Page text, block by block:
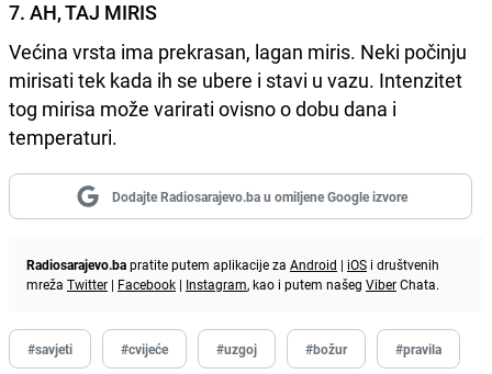
7. AH, TAJ MIRIS
Većina vrsta ima prekrasan, lagan miris. Neki počinju
mirisati tek kada ih se ubere i stavi u vazu. Intenzitet
tog mirisa može varirati ovisno o dobu dana i
temperaturi.
Dodajte Radiosarajevo.ba u omiljene Google izvore
Radiosarajevo.bapratite putem aplikacije za Android | iOS i društvenih
mreža Twitter | Facebook | Instagram, kao i putem našeg ViberChata.
#savjeti #cvijeće #uzgoj #božur #pravila